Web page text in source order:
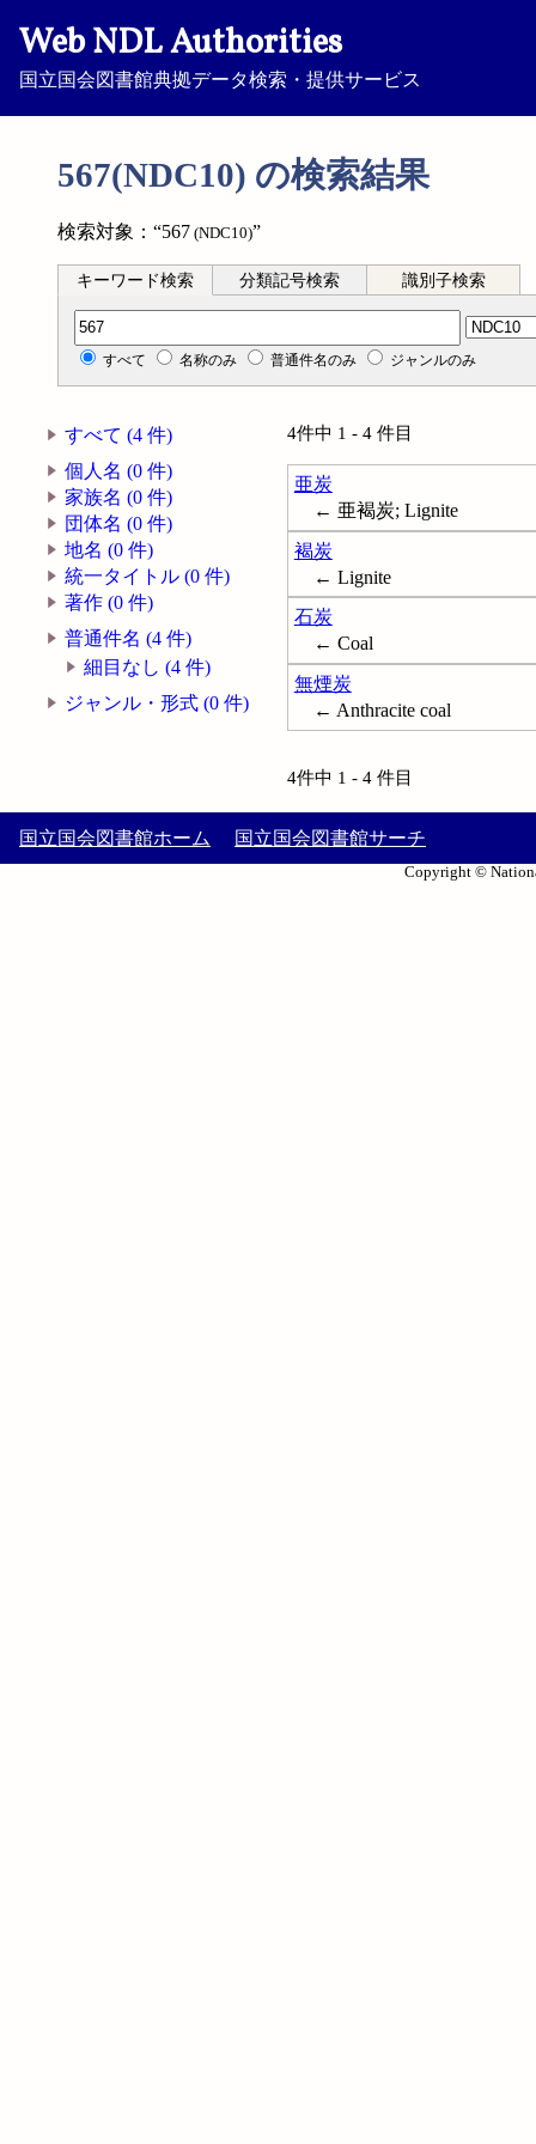
Web NDL Authorities
国立国会図書館典拠データ検索・提供サービス
567(NDC10) の検索結果
検索対象：“567 (NDC10)”
キーワード検索 分類記号検索 識別子検索
分類記号検索
すべて 名称のみ 普通件名のみ ジャンルのみ
すべて (4 件)
個人名 (0 件)
家族名 (0 件)
団体名 (0 件)
地名 (0 件)
統一タイトル (0 件)
著作 (0 件)
普通件名 (4 件)
細目なし (4 件)
ジャンル・形式 (0 件)
4件中 1 - 4 件目
亜炭
← 亜褐炭; Lignite
褐炭
← Lignite
石炭
← Coal
無煙炭
← Anthracite coal
4件中 1 - 4 件目
国立国会図書館ホーム 国立国会図書館サーチ
Copyright ©